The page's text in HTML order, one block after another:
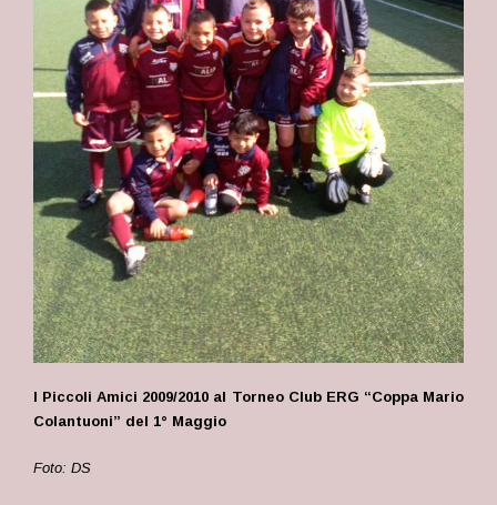
I Piccoli Amici 2009/2010 al Torneo Club ERG “Coppa Mario
Colantuoni” del 1° Maggio
Foto: DS